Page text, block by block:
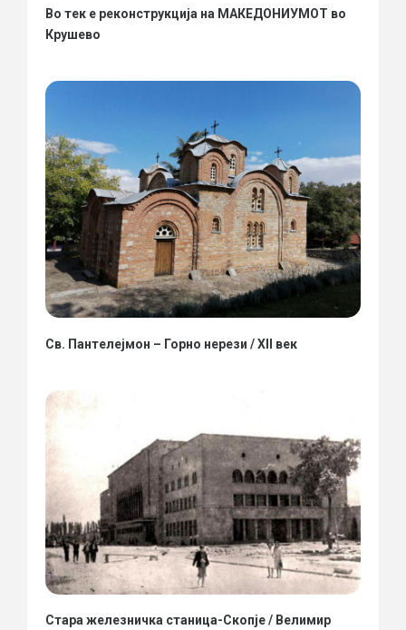
Во тек е реконструкција на МАКЕДОНИУМОТ во
Крушево
Св. Пантелејмон – Горно нерези / XII век
Стара железничка станица-Скопје / Велимир